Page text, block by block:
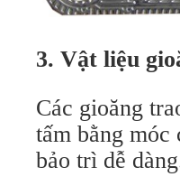
3. Vật liệu
Các gioăng
tấm bằng
bảo trì dễ